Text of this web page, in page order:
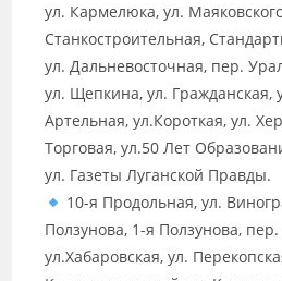
ул. Кармелюка, ул.
Станкостроительная,
ул. Дальневосточная, пер.
ул. Щепкина, ул. Гражданская,
Артельная, ул.Короткая, ул.
Торговая, ул.50 Лет
ул. Газеты Луганской Правды.
10-я Продольная, ул.
Ползунова, 1-я Ползунова,
ул.Хабаровская, ул.